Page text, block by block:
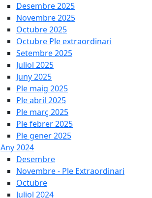
Desembre 2025
Novembre 2025
Octubre 2025
Octubre Ple extraordinari
Setembre 2025
Juliol 2025
Juny 2025
Ple maig 2025
Ple abril 2025
Ple març 2025
Ple febrer 2025
Ple gener 2025
Any 2024
Desembre
Novembre - Ple Extraordinari
Octubre
Juliol 2024